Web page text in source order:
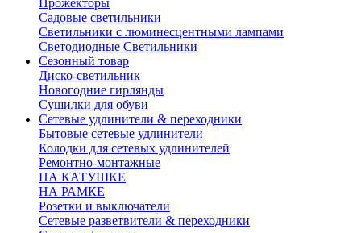
Прожекторы
Садовые светильники
Светильники с люминесцентными лампами
Светодиодные Светильники
Сезонный товар
Диско-светильник
Новогодние гирлянды
Сушилки для обуви
Сетевые удлинители & переходники
Бытовые сетевые удлинители
Колодки для сетевых удлинителей
Ремонтно-монтажные
НА КАТУШКЕ
НА РАМКЕ
Розетки и выключатели
Сетевые разветвители & переходники